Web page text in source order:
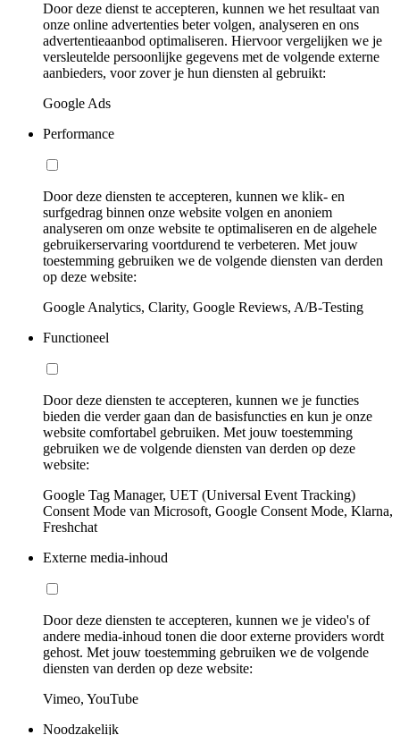
Door deze dienst te accepteren, kunnen we het resultaat van
onze online advertenties beter volgen, analyseren en ons
advertentieaanbod optimaliseren. Hiervoor vergelijken we je
versleutelde persoonlijke gegevens met de volgende externe
aanbieders, voor zover je hun diensten al gebruikt:
Google Ads
Performance
Door deze diensten te accepteren, kunnen we klik- en
surfgedrag binnen onze website volgen en anoniem
analyseren om onze website te optimaliseren en de algehele
gebruikerservaring voortdurend te verbeteren. Met jouw
toestemming gebruiken we de volgende diensten van derden
op deze website:
Google Analytics, Clarity, Google Reviews, A/B-Testing
Functioneel
Door deze diensten te accepteren, kunnen we je functies
bieden die verder gaan dan de basisfuncties en kun je onze
website comfortabel gebruiken. Met jouw toestemming
gebruiken we de volgende diensten van derden op deze
website:
Google Tag Manager, UET (Universal Event Tracking)
Consent Mode van Microsoft, Google Consent Mode, Klarna,
Freshchat
Externe media-inhoud
Door deze diensten te accepteren, kunnen we je video's of
andere media-inhoud tonen die door externe providers wordt
gehost. Met jouw toestemming gebruiken we de volgende
diensten van derden op deze website:
Vimeo, YouTube
Noodzakelijk